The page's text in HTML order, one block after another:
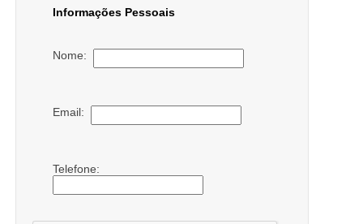
Informações Pessoais
Nome:
Email:
Telefone: